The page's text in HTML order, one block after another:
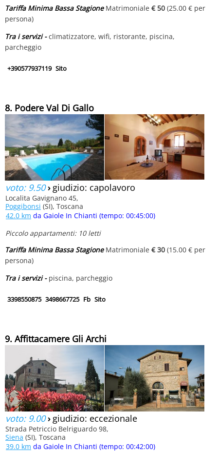
Tariffa Minima Bassa StagioneMatrimoniale € 50 (25.00 € per
persona)
Tra i servizi -climatizzatore, wifi, ristorante, piscina,
parcheggio
+390577937119 Sito
8. Podere Val Di Gallo
voto: 9.50› giudizio: capolavoro
Localita Gavignano 45,
Poggibonsi (SI), Toscana
42.0 km da Gaiole In Chianti (tempo: 00:45:00)
Piccolo appartamenti: 10 letti
Tariffa Minima Bassa StagioneMatrimoniale € 30 (15.00 € per
persona)
Tra i servizi - piscina, parcheggio
3398550875 3498667725 Fb Sito
9. Affittacamere Gli Archi
voto: 9.00› giudizio: eccezionale
Strada Petriccio Belriguardo 98,
Siena (SI), Toscana
39.0 km da Gaiole In Chianti (tempo: 00:42:00)